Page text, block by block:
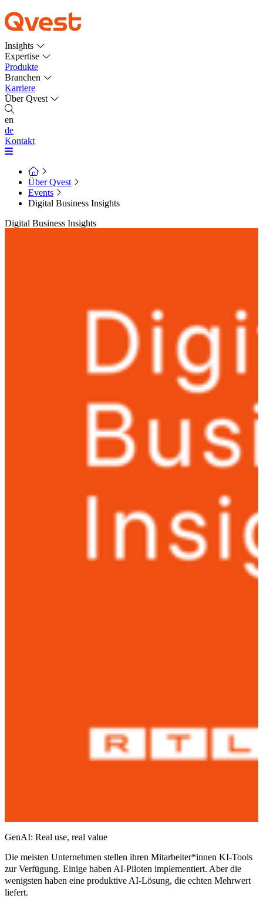
Insights
Expertise
Produkte
Branchen
Karriere
Über Qvest
en
de
Kontakt
Über Qvest
Events
Digital Business Insights
Digital Business Insights
GenAI: Real use, real value
Die meisten Unternehmen stellen ihren Mitarbeiter*innen KI-Tools
zur Verfügung. Einige haben AI-Piloten implementiert. Aber die
wenigsten haben eine produktive AI-Lösung, die echten Mehrwert
liefert.